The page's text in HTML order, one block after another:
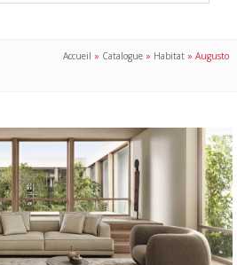
Accueil » Catalogue » Habitat »Augusto